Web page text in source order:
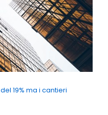
19% ma i cantieri